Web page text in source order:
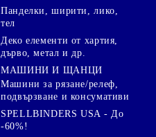
Панделки, ширити, лико,
тел
Деко елементи от хартия,
дърво, метал и др.
МАШИНИ И ЩАНЦИ
Машини за рязане/релеф,
подвързване и консумативи
SPELLBINDERS USA - До
-60%!